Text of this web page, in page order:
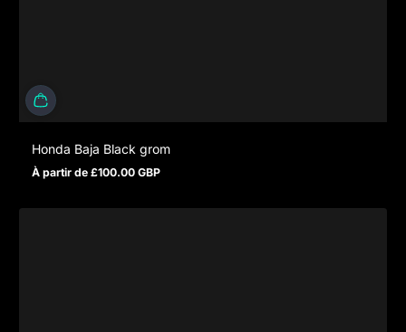
Honda Baja Black grom
Prix normal
À partir de £100.00 GBP